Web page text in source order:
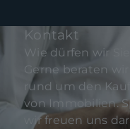
Kontakt
Wie dürfen wir
Gerne beraten
rund um den
von Immobilien.
wir freuen uns